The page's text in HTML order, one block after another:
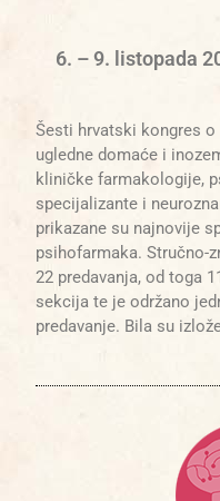
6. – 9. listopada
Šesti hrvatski kongres
ugledne domaće i
kliničke farmakologije,
specijalizante i
prikazane su najnovije
psihofarmaka. Stručno-
22 predavanja, od toga
sekcija te je održano
predavanje. Bila su